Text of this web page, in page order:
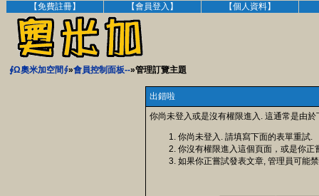
【免費註冊】 【會員登入】 【個人資料】
∮Ω奧米加空間∮»會員控制面板--»管理訂覽主題
出錯啦
你尚未登入或是沒有權限進入. 這通常是由於
你尚未登入. 請填寫下面的表單重試.
你沒有權限進入這個頁面，或是你
如果你正嘗試發表文章, 管理員可能